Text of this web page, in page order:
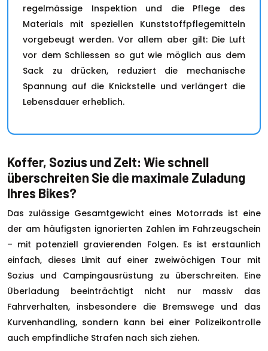
regelmässige Inspektion und die Pflege des
Materials mit speziellen Kunststoffpflegemitteln
vorgebeugt werden. Vor allem aber gilt: Die Luft
vor dem Schliessen so gut wie möglich aus dem
Sack zu drücken, reduziert die mechanische
Spannung auf die Knickstelle und verlängert die
Lebensdauer erheblich.
Koffer, Sozius und Zelt: Wie schnell
überschreiten Sie die maximale Zuladung
Ihres Bikes?
Das zulässige Gesamtgewicht eines Motorrads ist eine
der am häufigsten ignorierten Zahlen im Fahrzeugschein
– mit potenziell gravierenden Folgen. Es ist erstaunlich
einfach, dieses Limit auf einer zweiwöchigen Tour mit
Sozius und Campingausrüstung zu überschreiten. Eine
Überladung beeinträchtigt nicht nur massiv das
Fahrverhalten, insbesondere die Bremswege und das
Kurvenhandling, sondern kann bei einer Polizeikontrolle
auch empfindliche Strafen nach sich ziehen.